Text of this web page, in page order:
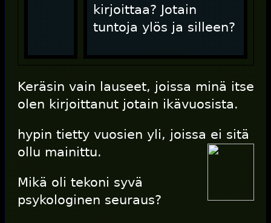
kirjoittaa? Jotain
tuntoja ylös ja silleen?
Keräsin vain lauseet, joissa minä itse
olen kirjoittanut jotain ikävuosista.
hypin tietty vuosien yli, joissa ei sitä
ollu mainittu.
Mikä oli tekoni syvä
psykologinen seuraus?